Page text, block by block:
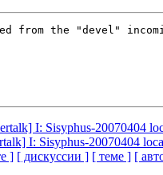
from the "devel"
I: Sisyphus-20070404
I: Sisyphus-20070404
] [ дискуссии ] [ теме ] [